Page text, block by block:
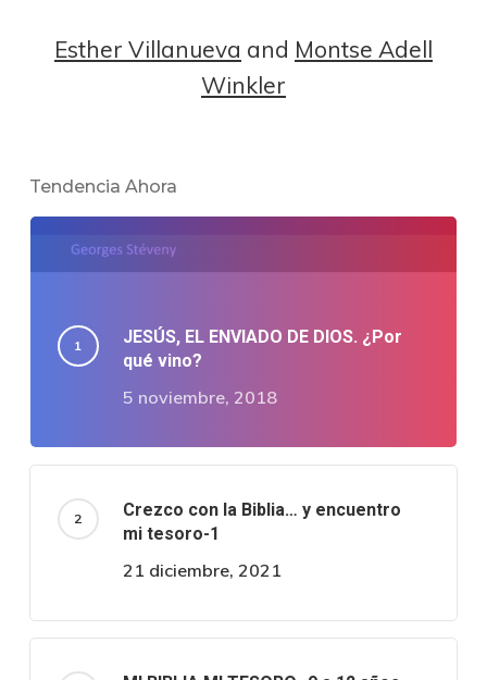
Esther Villanueva and Montse Adell
Winkler
Tendencia Ahora
JESÚS, EL ENVIADO DE DIOS. ¿Por
qué vino?
5 noviembre, 2018
Crezco con la Biblia… y encuentro
mi tesoro-1
21 diciembre, 2021